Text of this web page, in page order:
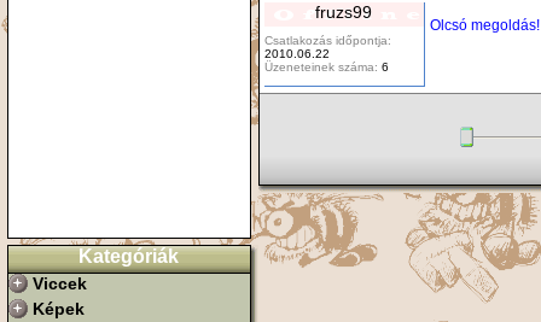
Kategóriák
Viccek
Képek
fruzs99
Csatlakozás időpontja:
2010.06.22
Üzeneteinek száma: 6
Olcsó